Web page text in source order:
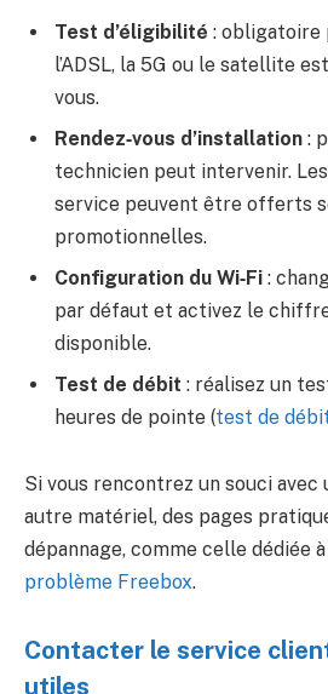
Test d’éligibilité : obligatoire
l’ADSL, la 5G ou le satellite
vous.
Rendez‑vous d’installation :
technicien peut intervenir.
service peuvent être offerts
promotionnelles.
Configuration du Wi‑Fi :
par défaut et activez le
disponible.
Test de débit : réalisez un
heures de pointe (test de
Si vous rencontrez un souci avec
autre matériel, des pages
dépannage, comme celle dédiée à
problème Freebox.
Contacter le service
utiles